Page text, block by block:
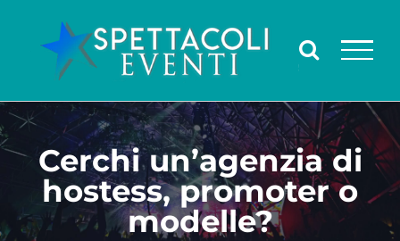
contenuto
Cerchi un’agenzia di
hostess, promoter o
modelle?